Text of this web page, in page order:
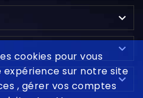
cookies pour vous
sur notre site
, gérer vos comptes


